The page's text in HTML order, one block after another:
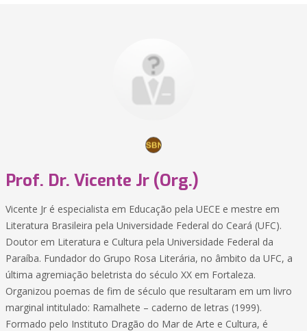
Prof. Dr. Vicente Jr (Org.)
Vicente Jr é especialista em Educação pela UECE e mestre em
Literatura Brasileira pela Universidade Federal do Ceará (UFC).
Doutor em Literatura e Cultura pela Universidade Federal da
Paraíba. Fundador do Grupo Rosa Literária, no âmbito da UFC, a
última agremiação beletrista do século XX em Fortaleza.
Organizou poemas de fim de século que resultaram em um livro
marginal intitulado: Ramalhete – caderno de letras (1999).
Formado pelo Instituto Dragão do Mar de Arte e Cultura, é